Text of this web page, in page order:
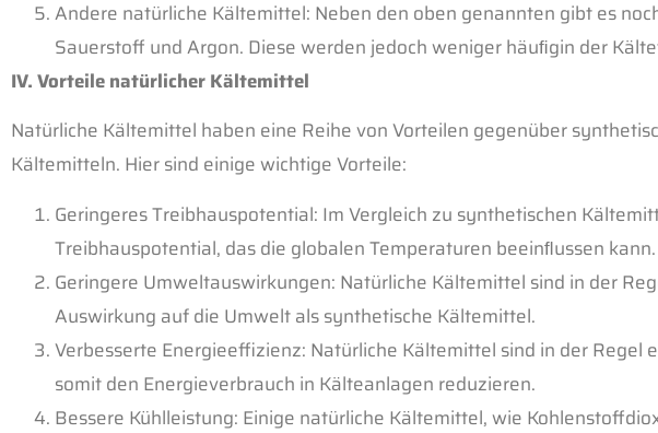
Andere natürliche Kältemittel: Neben den oben genannten gibt es
Sauerstoff und Argon. Diese werden jedoch weniger häuﬁgin der
IV. Vorteile natürlicher Kältemittel
Natürliche Kältemittel haben eine Reihe von Vorteilen gegenüber
Kältemitteln. Hier sind einige wichtige Vorteile:
Geringeres Treibhauspotential: Im Vergleich zu synthetischen
Treibhauspotential, das die globalen Temperaturen beeinﬂussen kann.
Geringere Umweltauswirkungen: Natürliche Kältemittel sind in der
Auswirkung auf die Umwelt als synthetische Kältemittel.
Verbesserte Energieeffizienz: Natürliche Kältemittel sind in der Regel
somit den Energieverbrauch in Kälteanlagen reduzieren.
Bessere Kühlleistung: Einige natürliche Kältemittel, wie